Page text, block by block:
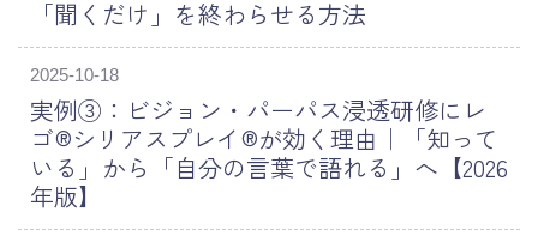
「聞くだけ」を終わらせる方法
2025-10-18
実例③：ビジョン・パーパス浸透研修にレ
ゴ®シリアスプレイ®が効く理由｜「知って
いる」から「自分の言葉で語れる」へ【2026
年版】